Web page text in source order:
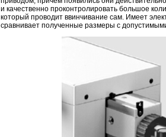
и качественно проконтролировать большое
который проводит ввинчивание сам. Имеет
сравнивает полученные размеры с